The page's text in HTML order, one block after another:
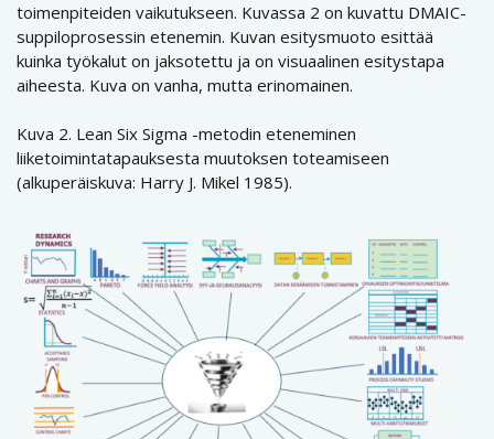
toimenpiteiden vaikutukseen. Kuvassa 2 on kuvattu DMAIC-
suppiloprosessin etenemin. Kuvan esitysmuoto esittää
kuinka työkalut on jaksotettu ja on visuaalinen esitystapa
aiheesta. Kuva on vanha, mutta erinomainen.
Kuva 2. Lean Six Sigma -metodin eteneminen
liiketoimintatapauksesta muutoksen toteamiseen
(alkuperäiskuva: Harry J. Mikel 1985).